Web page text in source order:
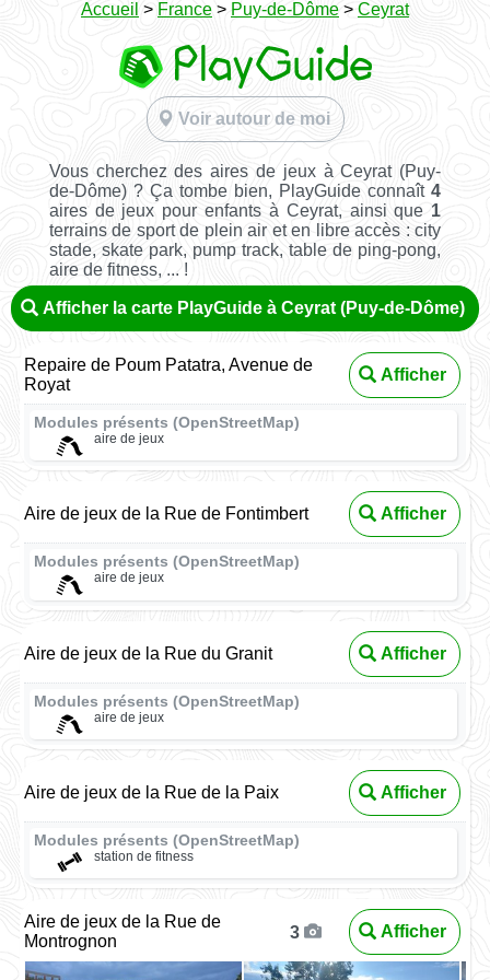
Accueil > France > Puy-de-Dôme > Ceyrat
Voir autour de moi
Vous cherchez des aires de jeux à Ceyrat (Puy-
de-Dôme) ? Ça tombe bien, PlayGuide connaît4
aires de jeux pour enfants à Ceyrat, ainsi que 1
terrains de sport de plein air et en libre accès : city
stade, skate park, pump track, table de ping-pong,
aire de fitness, ... !
Afficher la carte PlayGuide à Ceyrat (Puy-de-Dôme)
Repaire de Poum Patatra, Avenue de
Royat
Afficher
Modules présents (OpenStreetMap)
aire de jeux
Aire de jeux de la Rue de Fontimbert Afficher
Modules présents (OpenStreetMap)
aire de jeux
Aire de jeux de la Rue du Granit Afficher
Modules présents (OpenStreetMap)
aire de jeux
Aire de jeux de la Rue de la Paix Afficher
Modules présents (OpenStreetMap)
station de fitness
Aire de jeux de la Rue de
Montrognon
3 Afficher